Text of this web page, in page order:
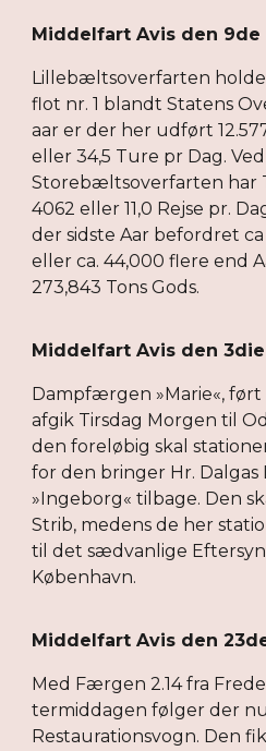
Middelfart Avis den 9de
Lillebæltsoverfarten
flot nr. 1 blandt Statens
aar er der her udført
eller 34,5 Ture pr Dag. Ved
Storebæltsoverfarten
4062 eller 11,0 Rejse pr.
der sidste Aar befordret
eller ca. 44,000 flere end
273,843 Tons Gods.
Middelfart Avis den 3die
Dampfærgen »Marie«, ført
afgik Tirsdag Morgen til
den foreløbig skal
for den bringer Hr.
»Ingeborg« tilbage. Den
Strib, medens de her
til det sædvanlige
København.
Middelfart Avis den
Med Færgen 2.14 fra
termiddagen følger der
Restaurationsvogn. Den